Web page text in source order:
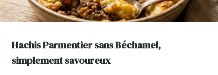
Hachis Parmentier sans Béchamel,
simplement savoureux